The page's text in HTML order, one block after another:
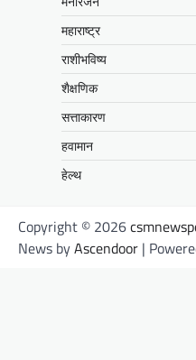
महाराष्ट्र
राशीभविष्य
शैक्षणिक
सत्ताकारण
हवामान
हेल्थ
Copyright © 2026
News byAscendoor |